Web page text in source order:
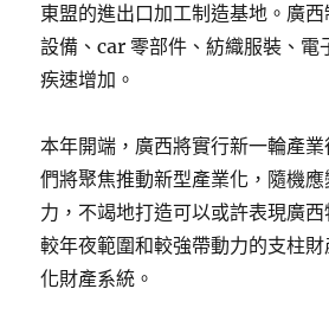
東盟的進出口加工制造基地。廣
設備、car 零部件、紡織服裝、電
疾速增加。
本年開端，廣西將實行新一輪產
們將聚焦推動新型產業化，隨機
力，不竭地打造可以或許表現廣
較年夜範圍和較強帶動力的支柱
化財產系統。